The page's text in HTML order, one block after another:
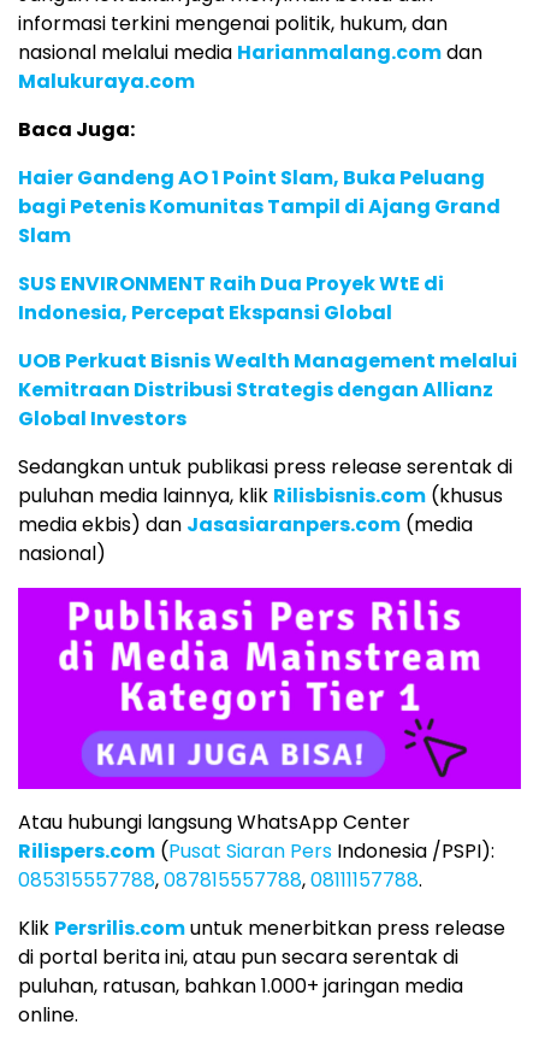
informasi terkini mengenai politik, hukum, dan
nasional melalui media Harianmalang.comdan
Malukuraya.com
Baca Juga:
Haier Gandeng AO 1 Point Slam, Buka Peluang
bagi Petenis Komunitas Tampil di Ajang Grand
Slam
SUS ENVIRONMENT Raih Dua Proyek WtE di
Indonesia, Percepat Ekspansi Global
UOB Perkuat Bisnis Wealth Management melalui
Kemitraan Distribusi Strategis dengan Allianz
Global Investors
Sedangkan untuk publikasi press release serentak di
puluhan media lainnya, klik Rilisbisnis.com (khusus
media ekbis) dan Jasasiaranpers.com (media
nasional)
Atau hubungi langsung WhatsApp Center
Rilispers.com (Pusat Siaran Pers Indonesia /PSPI):
085315557788,087815557788,08111157788.
Klik Persrilis.comuntuk menerbitkan press release
di portal berita ini, atau pun secara serentak di
puluhan, ratusan, bahkan 1.000+ jaringan media
online.